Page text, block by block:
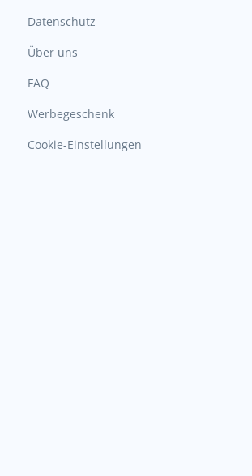
Datenschutz
Über uns
FAQ
Werbegeschenk
Cookie-Einstellungen